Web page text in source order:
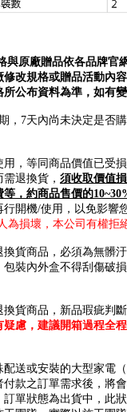
與原廠贈品依各品牌官
改規格或贈品活動內
公布資料為準，如有變
，7天內尚未決定是否
，等同商品價值已受損
退換貨， 須收取價值
，約商品售價的
開機/使用，以免影響
為損壞，本公司有權拒
貨商品，必須為無髒
包裝內外盒不得刮傷破
貨商品，新品瑕疵判
疑慮，建議開箱過程全
送或安裝的大型家電
款之訂單需求後，將
訂單狀態為出貨中，此